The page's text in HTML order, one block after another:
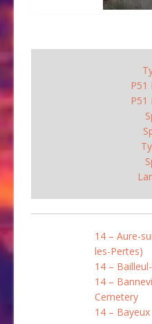
P51
P51
14 – Aure-
les-Pertes)
14 –
14 –
Cemetery
14 –